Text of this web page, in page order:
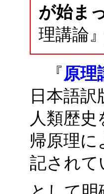
が始ま
理講論』
『原理
日本語
人類歴
帰原理
記されて